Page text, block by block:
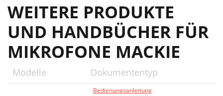
WEITERE PRODUKTE
UND HANDBÜCHER FÜR
MIKROFONE MACKIE
Modelle Dokumententyp
Bedienungsanleitung